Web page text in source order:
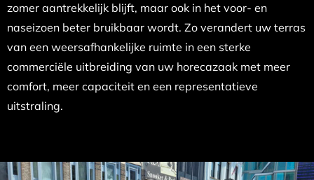
zomer aantrekkelijk blijft, maar ook in het voor- en
naseizoen beter bruikbaar wordt. Zo verandert uw terras
van een weersafhankelijke ruimte in een sterke
commerciële uitbreiding van uw horecazaak met meer
comfort, meer capaciteit en een representatieve
uitstraling.